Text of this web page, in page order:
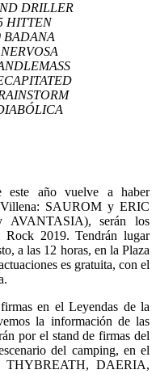
DRILLER
HITTEN
BADANA
este año vuelve a haber
Villena: SAUROM y ERIC
serán los
Rock 2019. Tendrán lugar
a las 12 horas, en la Plaza
es gratuita, con el
en el Leyendas de la
la información de las
por el stand de firmas del
del camping, en el
THYBREATH, DAERIA,